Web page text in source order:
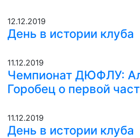
12.12.2019
День в истории клуба
11.12.2019
Чемпионат ДЮФЛУ:
Горобец о первой
11.12.2019
День в истории клуба